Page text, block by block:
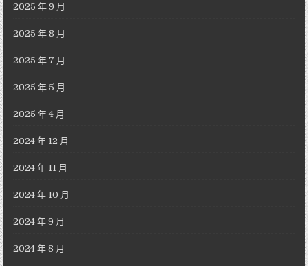
2025 年 9 月
2025 年 8 月
2025 年 7 月
2025 年 5 月
2025 年 4 月
2024 年 12 月
2024 年 11 月
2024 年 10 月
2024 年 9 月
2024 年 8 月